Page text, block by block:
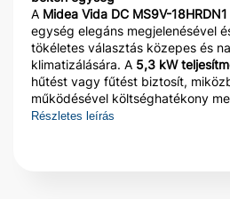
A Midea Vida DC MS9V-18HRDN1
egység elegáns megjelenésével
tökéletes választás közepes és
klimatizálására. A 5,3 kW
hűtést vagy fűtést biztosít,
működésével költséghatékony
ventilátora és fejlett
Részletes leírás